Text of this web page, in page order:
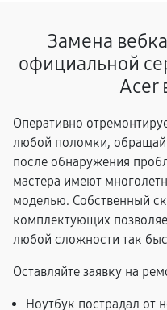
Замена
официальной
Acer
Оперативно
любой поломки,
после обнаружения
мастера имеют
моделью. Собственный
комплектующих
любой сложности так
Оставляйте заявку на
Ноутбук пострадал от